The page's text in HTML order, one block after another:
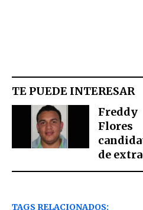
TE PUEDE INTERESAR
de
TAGS RELACIONADOS: